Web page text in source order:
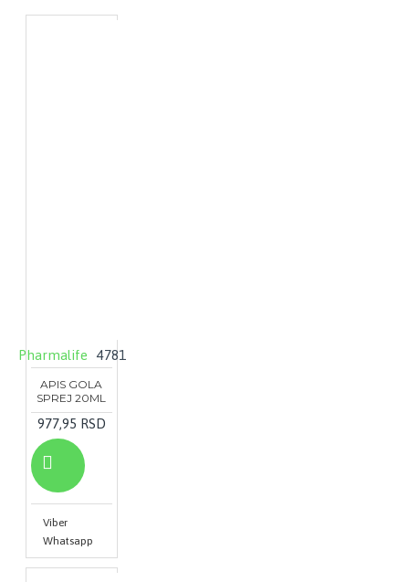
Pharmalife 4781
APIS GOLA
SPREJ 20ML
977,95 RSD
Viber
Whatsapp